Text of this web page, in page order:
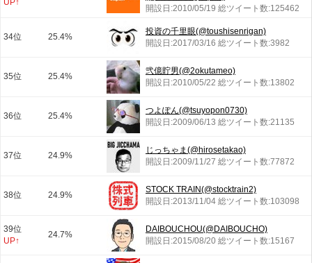
UP↑
開設日:2010/05/19 総ツイート数:125462
34位 25.4%
投資の千里眼(@toushisenrigan)
開設日:2017/03/16 総ツイート数:3982
35位 25.4%
弐億貯男(@2okutameo)
開設日:2010/05/22 総ツイート数:13802
36位 25.4%
つよぽん(@tsuyopon0730)
開設日:2009/06/13 総ツイート数:21135
37位 24.9%
じっちゃま(@hirosetakao)
開設日:2009/11/27 総ツイート数:77872
38位 24.9%
STOCK TRAIN(@stocktrain2)
開設日:2013/11/04 総ツイート数:103098
39位
UP↑
24.7%
DAIBOUCHOU(@DAIBOUCHO)
開設日:2015/08/20 総ツイート数:15167